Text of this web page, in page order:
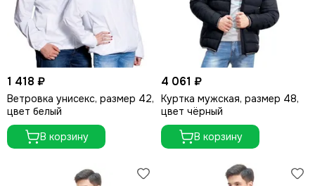
1 418 ₽
Ветровка унисекс, размер 42,
цвет белый
В корзину
4 061 ₽
Куртка мужская, размер 48,
цвет чёрный
В корзину